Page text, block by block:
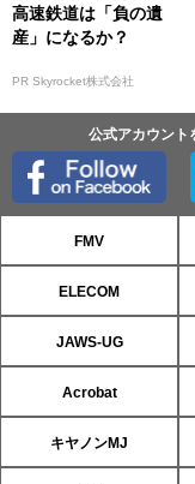
高速鉄道は「負の遺
産」になるか？
PR Skyrocket株式会社
公式アカウント
FMV
ELECOM
JAWS-UG
Acrobat
キヤノンMJ